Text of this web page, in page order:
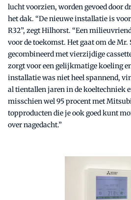
lucht voorzien, worden gevoed door
het dak. “De nieuwe installatie is
R32”, zegt Hilhorst. “Een
voor de toekomst. Het gaat om de
gecombineerd met vierzijdige
zorgt voor een gelijkmatige koeling
installatie was niet heel spannend,
al tientallen jaren in de koeltechniek
misschien wel 95 procent met
topproducten die je ook goed kunt
over nagedacht.”